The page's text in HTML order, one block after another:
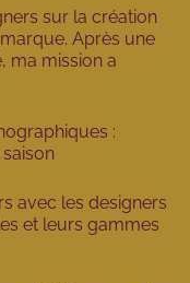
sur la création
Après une
ma mission a
:
avec les designers
et leurs gammes